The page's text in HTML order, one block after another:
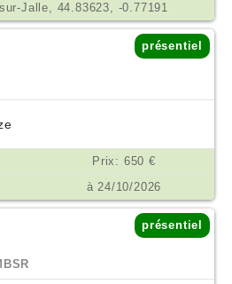
Jalle, 44.83623, -0.77191
présentiel
Prix: 650 €
à 24/10/2026
présentiel